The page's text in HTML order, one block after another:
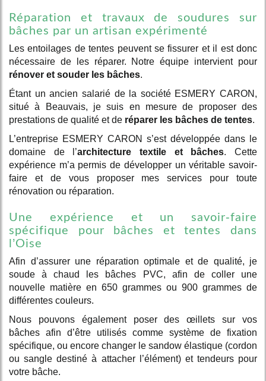
Réparation et travaux de soudures sur
bâches par un artisan expérimenté
Les entoilages de tentes peuvent se fissurer et il est donc
nécessaire de les réparer. Notre équipe intervient pour
rénover et souder les bâches.
Étant un ancien salarié de la société ESMERY CARON,
situé à Beauvais, je suis en mesure de proposer des
prestations de qualité et de réparer les bâches de tentes.
L’entreprise ESMERY CARON s’est développée dans le
domaine de l’architecture textile et bâches. Cette
expérience m’a permis de développer un véritable savoir-
faire et de vous proposer mes services pour toute
rénovation ou réparation.
Une expérience et un savoir-faire
spécifique pour bâches et tentes dans
l’Oise
Afin d’assurer une réparation optimale et de qualité, je
soude à chaud les bâches PVC, afin de coller une
nouvelle matière en 650 grammes ou 900 grammes de
différentes couleurs.
Nous pouvons également poser des œillets sur vos
bâches afin d’être utilisés comme système de fixation
spécifique, ou encore changer le sandow élastique (cordon
ou sangle destiné à attacher l’élément) et tendeurs pour
votre bâche.